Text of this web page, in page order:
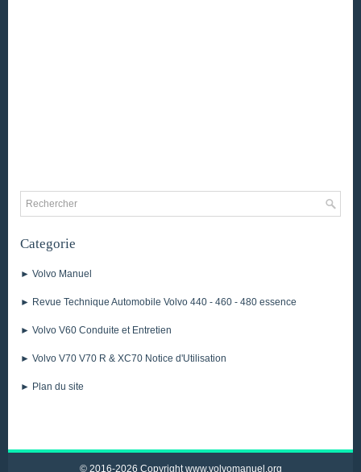
Categorie
► Volvo Manuel
► Revue Technique Automobile Volvo 440 - 460 - 480 essence
► Volvo V60 Conduite et Entretien
► Volvo V70 V70 R & XC70 Notice d'Utilisation
► Plan du site
© 2016-2026 Copyright www.volvomanuel.org